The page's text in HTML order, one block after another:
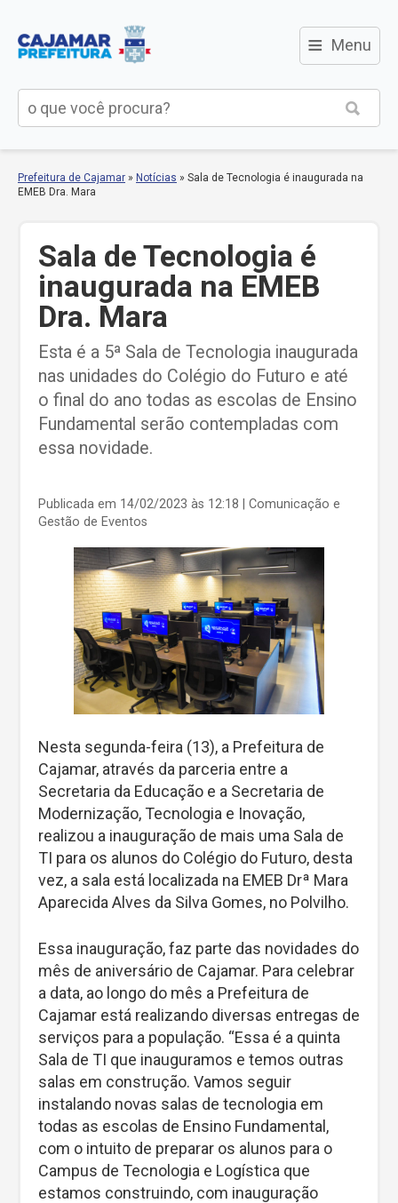
≡ Menu
Prefeitura de Cajamar » Notícias » Sala de Tecnologia é inaugurada na
EMEB Dra. Mara
Sala de Tecnologia é
inaugurada na EMEB
Dra. Mara
Esta é a 5ª Sala de Tecnologia inaugurada
nas unidades do Colégio do Futuro e até
o final do ano todas as escolas de Ensino
Fundamental serão contempladas com
essa novidade.
Publicada em 14/02/2023 às 12:18
| Comunicação e
Gestão de Eventos
Nesta segunda-feira (13), a Prefeitura de
Cajamar, através da parceria entre a
Secretaria da Educação e a Secretaria de
Modernização, Tecnologia e Inovação,
realizou a inauguração de mais uma Sala de
TI para os alunos do Colégio do Futuro, desta
vez, a sala está localizada na EMEB Drª Mara
Aparecida Alves da Silva Gomes, no Polvilho.
Essa inauguração, faz parte das novidades do
mês de aniversário de Cajamar. Para celebrar
a data, ao longo do mês a Prefeitura de
Cajamar está realizando diversas entregas de
serviços para a população. “Essa é a quinta
Sala de TI que inauguramos e temos outras
salas em construção. Vamos seguir
instalando novas salas de tecnologia em
todas as escolas de Ensino Fundamental,
com o intuito de preparar os alunos para o
Campus de Tecnologia e Logística que
estamos construindo, com inauguração